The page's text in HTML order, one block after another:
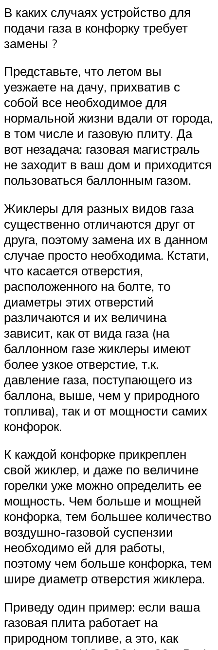
В каких случаях устройство для
подачи газа в конфорку требует
замены ?
Представьте, что летом вы
уезжаете на дачу, прихватив с
собой все необходимое для
нормальной жизни вдали от города,
в том числе и газовую плиту. Да
вот незадача: газовая магистраль
не заходит в ваш дом и приходится
пользоваться баллонным газом.
Жиклеры для разных видов газа
существенно отличаются друг от
друга, поэтому замена их в данном
случае просто необходима. Кстати,
что касается отверстия,
расположенного на болте, то
диаметры этих отверстий
различаются и их величина
зависит, как от вида газа (на
баллонном газе жиклеры имеют
более узкое отверстие, т.к.
давление газа, поступающего из
баллона, выше, чем у природного
топлива), так и от мощности самих
конфорок.
К каждой конфорке прикреплен
свой жиклер, и даже по величине
горелки уже можно определить ее
мощность. Чем больше и мощней
конфорка, тем большее количество
воздушно-газовой суспензии
необходимо ей для работы,
поэтому чем больше конфорка, тем
шире диаметр отверстия жиклера.
Приведу один пример: если ваша
газовая плита работает на
природном топливе, а это, как